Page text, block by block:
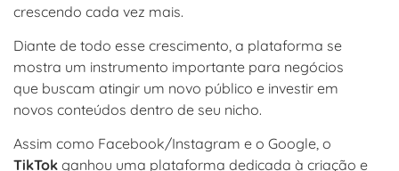
crescendo cada vez mais.
Diante de todo esse crescimento, a plataforma se
mostra um instrumento importante para negócios
que buscam atingir um novo público e investir em
novos conteúdos dentro de seu nicho.
Assim como Facebook/Instagram e o Google, o
TikTok ganhou uma plataforma dedicada à criação e